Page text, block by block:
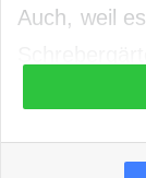
Auch, weil
„bio-top“